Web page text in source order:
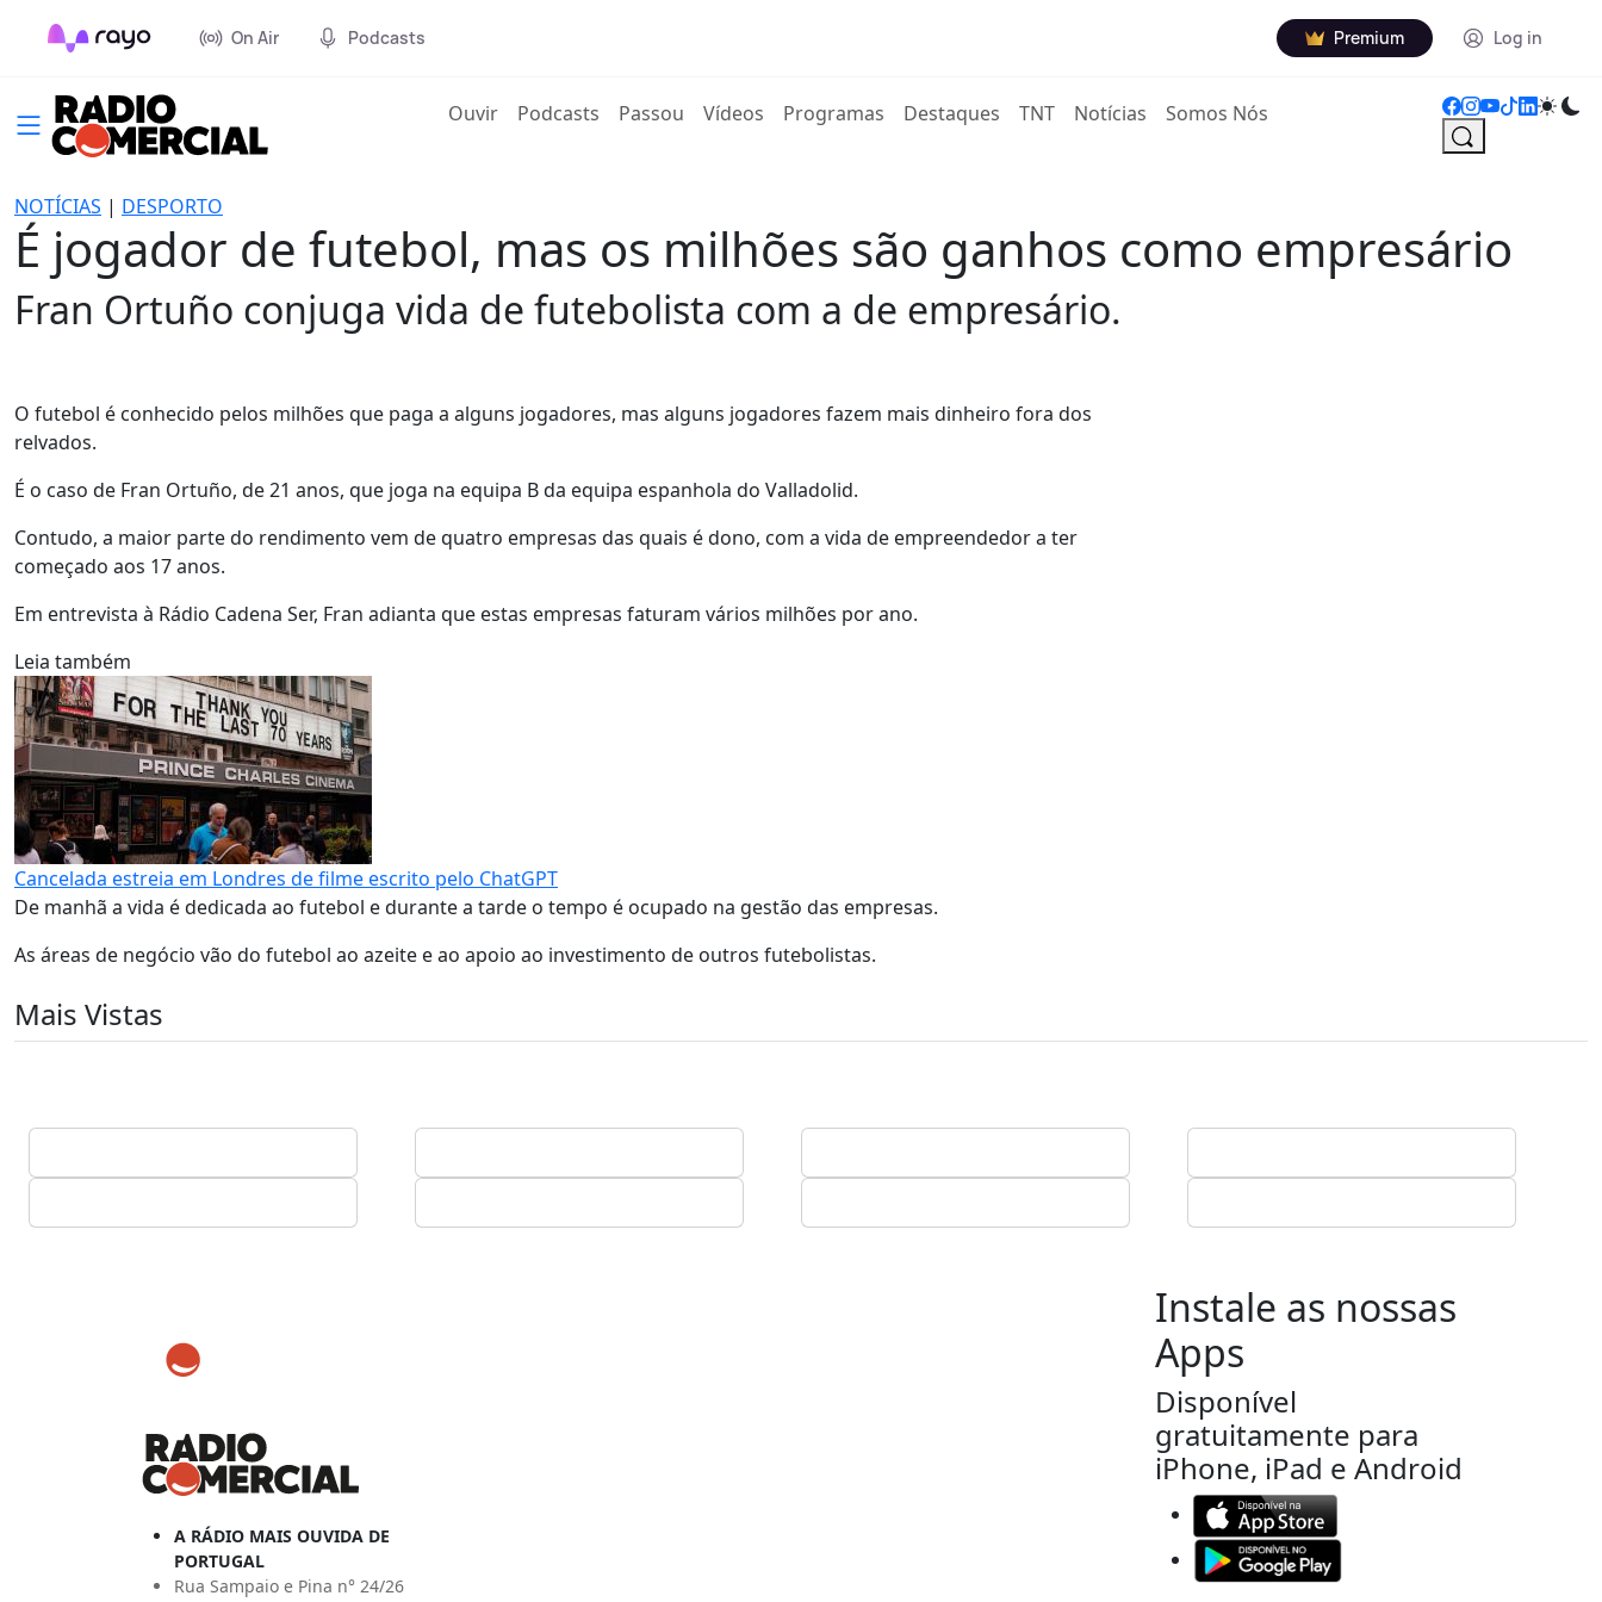
On Air Podcasts Premium Log in
Ouvir(current)
Podcasts Passou Vídeos Programas Destaques TNT Notícias Somos Nós
NOTÍCIAS | DESPORTO
É jogador de futebol, mas os milhões são ganhos como empresário
Fran Ortuño conjuga vida de futebolista com a de empresário.
O futebol é conhecido pelos milhões que paga a alguns jogadores, mas alguns jogadores fazem mais dinheiro fora dos
relvados.
É o caso de Fran Ortuño, de 21 anos, que joga na equipa B da equipa espanhola do Valladolid.
Contudo, a maior parte do rendimento vem de quatro empresas das quais é dono, com a vida de empreendedor a ter
começado aos 17 anos.
Em entrevista à Rádio Cadena Ser, Fran adianta que estas empresas faturam vários milhões por ano.
Leia também
Cancelada estreia em Londres de filme escrito pelo ChatGPT
De manhã a vida é dedicada ao futebol e durante a tarde o tempo é ocupado na gestão das empresas.
As áreas de negócio vão do futebol ao azeite e ao apoio ao investimento de outros futebolistas.
Mais Vistas
A RÁDIO MAIS OUVIDA DE
PORTUGAL
Rua Sampaio e Pina n° 24/26
Instale as nossas
Apps
Disponível
gratuitamente para
iPhone, iPad e Android